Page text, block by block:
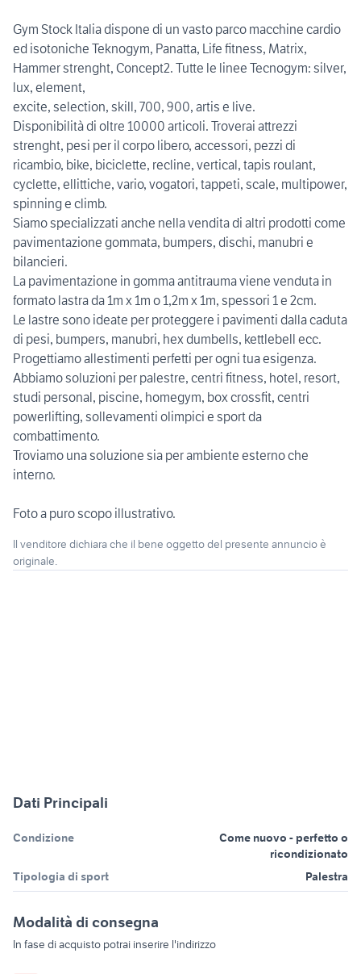
Gym Stock Italia dispone di un vasto parco macchine cardio
ed isotoniche Teknogym, Panatta, Life fitness, Matrix,
Hammer strenght, Concept2. Tutte le linee Tecnogym: silver,
lux, element,
excite, selection, skill, 700, 900, artis e live.
Disponibilità di oltre 10000 articoli. Troverai attrezzi
strenght, pesi per il corpo libero, accessori, pezzi di
ricambio, bike, biciclette, recline, vertical, tapis roulant,
cyclette, ellittiche, vario, vogatori, tappeti, scale, multipower,
spinning e climb.
Siamo specializzati anche nella vendita di altri prodotti come
pavimentazione gommata, bumpers, dischi, manubri e
bilancieri.
La pavimentazione in gomma antitrauma viene venduta in
formato lastra da 1m x 1m o 1,2m x 1m, spessori 1 e 2cm.
Le lastre sono ideate per proteggere i pavimenti dalla caduta
di pesi, bumpers, manubri, hex dumbells, kettlebell ecc.
Progettiamo allestimenti perfetti per ogni tua esigenza.
Abbiamo soluzioni per palestre, centri fitness, hotel, resort,
studi personal, piscine, homegym, box crossfit, centri
powerlifting, sollevamenti olimpici e sport da
combattimento.
Troviamo una soluzione sia per ambiente esterno che
interno.
Foto a puro scopo illustrativo.
Il venditore dichiara che il bene oggetto del presente annuncio è
originale.
Dati Principali
Condizione
Come nuovo - perfetto o
ricondizionato
Tipologia di sport
Palestra
Modalità di consegna
In fase di acquisto potrai inserire l'indirizzo